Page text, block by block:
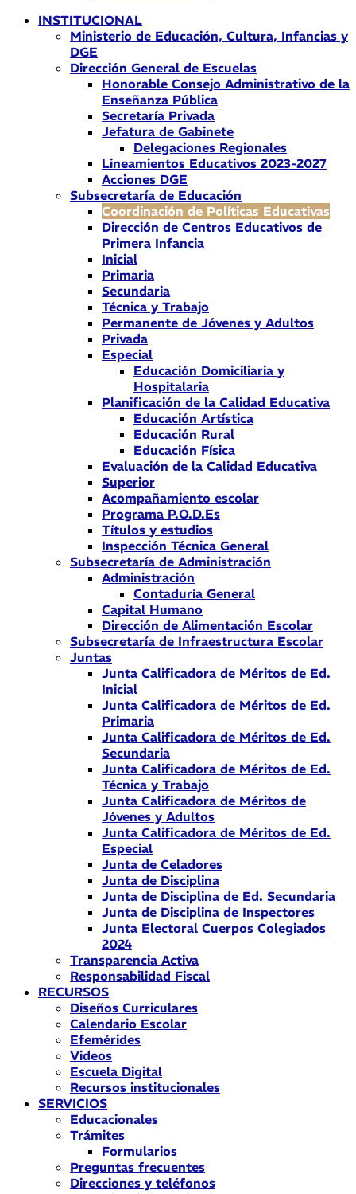
INSTITUCIONAL
Ministerio de Educación, Cultura, Infancias y
DGE
Dirección General de Escuelas
Honorable Consejo Administrativo de la
Enseñanza Pública
Secretaría Privada
Jefatura de Gabinete
Delegaciones Regionales
Lineamientos Educativos 2023-2027
Acciones DGE
Subsecretaría de Educación
Coordinación de Políticas Educativas
Dirección de Centros Educativos de
Primera Infancia
Inicial
Primaria
Secundaria
Técnica y Trabajo
Permanente de Jóvenes y Adultos
Privada
Especial
Educación Domiciliaria y
Hospitalaria
Planificación de la Calidad Educativa
Educación Artística
Educación Rural
Educación Física
Evaluación de la Calidad Educativa
Superior
Acompañamiento escolar
Programa P.O.D.Es
Títulos y estudios
Inspección Técnica General
Subsecretaría de Administración
Administración
Contaduría General
Capital Humano
Dirección de Alimentación Escolar
Subsecretaría de Infraestructura Escolar
Juntas
Junta Calificadora de Méritos de Ed.
Inicial
Junta Calificadora de Méritos de Ed.
Primaria
Junta Calificadora de Méritos de Ed.
Secundaria
Junta Calificadora de Méritos de Ed.
Técnica y Trabajo
Junta Calificadora de Méritos de
Jóvenes y Adultos
Junta Calificadora de Méritos de Ed.
Especial
Junta de Celadores
Junta de Disciplina
Junta de Disciplina de Ed. Secundaria
Junta de Disciplina de Inspectores
Junta Electoral Cuerpos Colegiados
2024
Transparencia Activa
Responsabilidad Fiscal
RECURSOS
Diseños Curriculares
Calendario Escolar
Efemérides
Videos
Escuela Digital
Recursos institucionales
SERVICIOS
Educacionales
Trámites
Formularios
Preguntas frecuentes
Direcciones y teléfonos